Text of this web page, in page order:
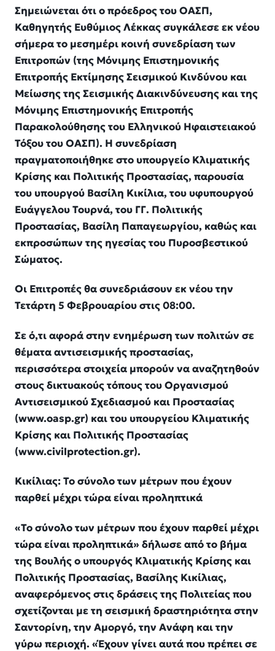
Σημειώνεται ότι ο πρόεδρος του ΟΑΣΠ,
Καθηγητής Ευθύμιος Λέκκας συγκάλεσε εκ νέου
σήμερα το μεσημέρι κοινή συνεδρίαση των
Επιτροπών (της Μόνιμης Eπιστημονικής
Eπιτροπής Εκτίμησης Σεισμικού Κινδύνου και
Μείωσης της Σεισμικής Διακινδύνευσης και της
Μόνιμης Επιστημονικής Επιτροπής
Παρακολούθησης του Ελληνικού Ηφαιστειακού
Τόξου του ΟΑΣΠ). Η συνεδρίαση
πραγματοποιήθηκε στο υπουργείο Κλιματικής
Κρίσης και Πολιτικής Προστασίας, παρουσία
του υπουργού Βασίλη Κικίλια, του υφυπουργού
Ευάγγελου Τουρνά, του ΓΓ. Πολιτικής
Προστασίας, Βασίλη Παπαγεωργίου, καθώς και
εκπροσώπων της ηγεσίας του Πυροσβεστικού
Σώματος.
Οι Επιτροπές θα συνεδριάσουν εκ νέου την
Τετάρτη 5 Φεβρουαρίου στις 08:00.
Σε ό,τι αφορά στην ενημέρωση των πολιτών σε
θέματα αντισεισμικής προστασίας,
περισσότερα στοιχεία μπορούν να αναζητηθούν
στους δικτυακούς τόπους του Οργανισμού
Αντισεισμικού Σχεδιασμού και Προστασίας
(www.oasp.gr) και του υπουργείου Κλιματικής
Κρίσης και Πολιτικής Προστασίας
(www.civilprotection.gr).
Κικίλιας: Το σύνολο των μέτρων που έχουν
παρθεί μέχρι τώρα είναι προληπτικά
«Το σύνολο των μέτρων που έχουν παρθεί μέχρι
τώρα είναι προληπτικά» δήλωσε από το βήμα
της Βουλής ο υπουργός Κλιματικής Κρίσης και
Πολιτικής Προστασίας, Βασίλης Κικίλιας,
αναφερόμενος στις δράσεις της Πολιτείας που
σχετίζονται με τη σεισμική δραστηριότητα στην
Σαντορίνη, την Αμοργό, την Ανάφη και την
γύρω περιοχή. «Έχουν γίνει αυτά που πρέπει σε